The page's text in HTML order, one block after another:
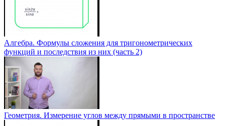
Алгебра. Формулы сложения для тригонометрических
функций и последствия из них (часть 2)
Геометрия. Измерение углов между прямыми в пространстве